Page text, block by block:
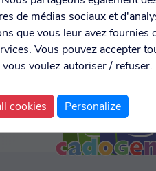
EN 48H
de médias sociaux et
que vous leur avez fournies
Vous pouvez accepter
voulez autoriser / refuser.
cookies Personalize